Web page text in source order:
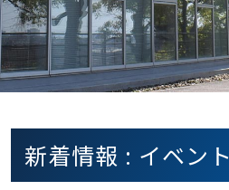
新着情報 : イベント